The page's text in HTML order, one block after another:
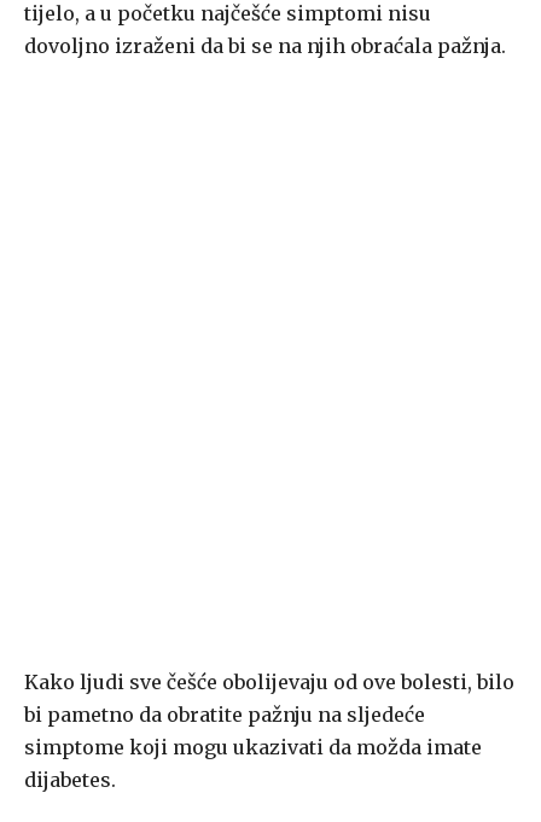
tijelo, a u početku najčešće simptomi nisu
dovoljno izraženi da bi se na njih obraćala pažnja.
Kako ljudi sve češće obolijevaju od ove bolesti, bilo
bi pametno da obratite pažnju na sljedeće
simptome koji mogu ukazivati ​​da možda imate
dijabetes.